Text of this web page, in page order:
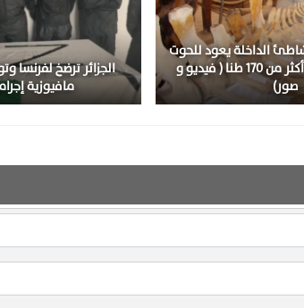
الداخلة يعود للحوت
الأزرق البالغ وزنه أكثر من 170 طنا ( فيديو و
صور)
الجزائر ترضخ
مافيوزية